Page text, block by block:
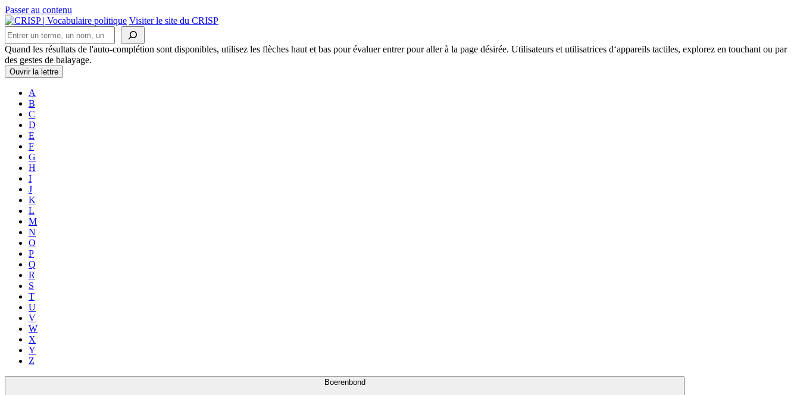
Passer au contenu
Navigation
principale
Visiter le site du CRISP
Rechercher
Quand les résultats de l'auto-complétion sont disponibles, utilisez les flèches haut et bas pour évaluer entrer pour aller à la page désirée. Utilisateurs et utilisatrices d‘appareils tactiles, explorez en touchant ou par
des gestes de balayage.
Ouvrir la lettre
A
B
C
D
E
F
G
H
I
J
K
L
M
N
O
P
Q
R
S
T
U
V
W
X
Y
Z
Boerenbond